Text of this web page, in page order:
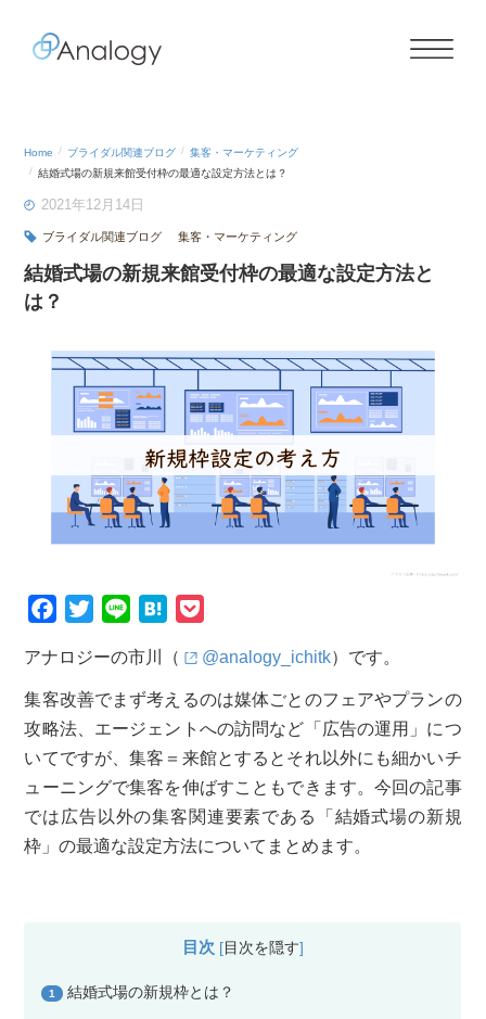
Home ブライダル関連ブログ
集客・マーケティング
結婚式場の新規来館受付枠の最適な設定方法とは？
2021年12月14日
ブライダル関連ブログ 集客・マーケティング
結婚式場の新規来館受付枠の最適な設定方法と
は？
c
e
b
o
o
k
t
t
e
r
n
e
H
e
n
a
c
k
e
t
アナロジーの市川（ @analogy_ichitk）です。
集客改善でまず考えるのは媒体ごとのフェアやプランの
攻略法、エージェントへの訪問など「広告の運用」につ
いてですが、集客＝来館とするとそれ以外にも細かいチ
ューニングで集客を伸ばすこともできます。今回の記事
では広告以外の集客関連要素である「結婚式場の新規
枠」の最適な設定方法についてまとめます。
目次 [目次を隠す]
1 結婚式場の新規枠とは？